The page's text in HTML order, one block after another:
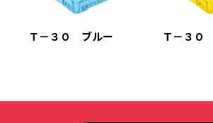
Ｔ－３０ ブルー Ｔ－３０